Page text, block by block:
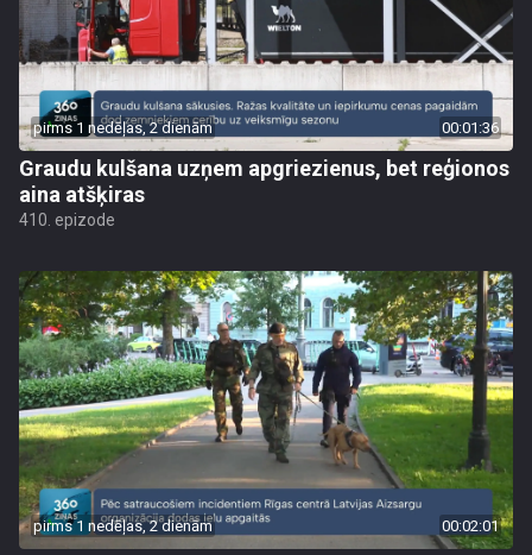
pirms 1 nedēļas, 2 dienām 00:01:36
Graudu kulšana uzņem apgriezienus, bet reģionos
aina atšķiras
410. epizode
pirms 1 nedēļas, 2 dienām 00:02:01